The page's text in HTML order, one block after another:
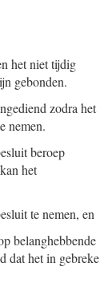
het niet tijdig
gebonden.
zodra het
nemen.
beroep
het
te nemen, en
belanghebbende
dat het in gebreke